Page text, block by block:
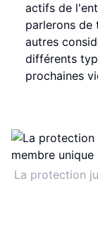
actifs de
parlerons de
autres
différents
prochaines
La protection